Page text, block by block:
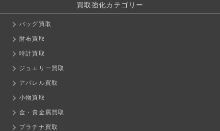
買取強化カテゴリー
バッグ買取
財布買取
時計買取
ジュエリー買取
アパレル買取
小物買取
金・貴金属買取
プラチナ買取